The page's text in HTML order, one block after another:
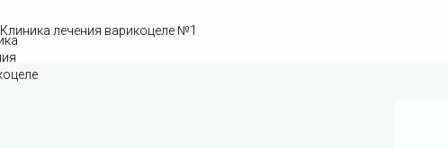
Клиника лечения варикоцеле №1